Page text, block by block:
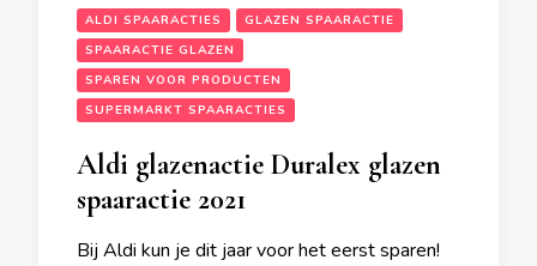
ALDI SPAARACTIES
GLAZEN SPAARACTIE
SPAARACTIE GLAZEN
SPAREN VOOR PRODUCTEN
SUPERMARKT SPAARACTIES
Aldi glazenactie Duralex glazen
spaaractie 2021
Bij Aldi kun je dit jaar voor het eerst sparen!